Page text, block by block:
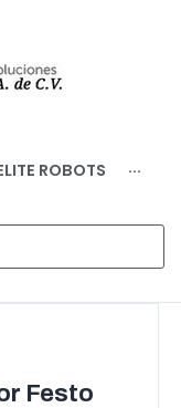
ROBOTS ···
Festo